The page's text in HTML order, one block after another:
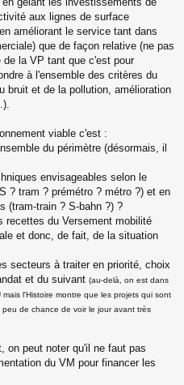
aux lignes de surface
améliorant le service tant dans
que de façon relative (ne pas
de la VP tant que c'est pour
à l'ensemble des critères du
bruit et de la pollution, amélioration
viable c'est :
du périmètre (désormais, il
envisageables selon le
? tram ? prémétro ? métro ?) et en
(tram-train ? S-bahn ?) ?
recettes du Versement mobilité
et donc, de fait, de la situation
secteurs à traiter en priorité, choix
et du suivant (au-delà, on est dans
l'Histoire montre que les projets qui sont
de chance de voir le jour avant très
on peut noter qu'il ne faut pas
du VM pour financer les